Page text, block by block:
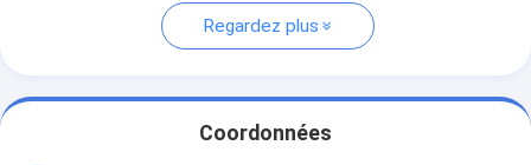
Regardez plus
Coordonnées